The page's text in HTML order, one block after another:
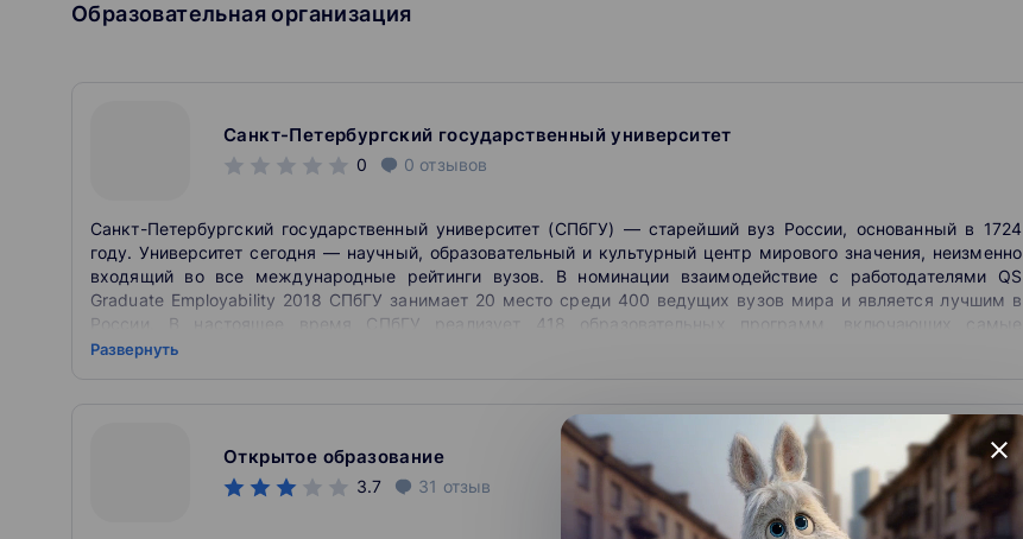
Образовательная организация
Санкт-Петербургский государственный университет
0 0 отзывов
Санкт-Петербургский государственный университет (СПбГУ) — старейший вуз России, основанный в 1724
году. Университет сегодня — научный, образовательный и культурный центр мирового значения, неизменно
входящий во все международные рейтинги вузов. В номинации взаимодействие с работодателями QS
Graduate Employability 2018 СПбГУ занимает 20 место среди 400 ведущих вузов мира и является лучшим в
России. В настоящее время СПбГУ реализует 418 образовательных программ, включающих самые
современные направления подготовки и специальности. Сертификат об успешном окончании представленных
Санкт-Петербургский университет делает все возможное, чтобы не допустить распространения вируса:
организовано дистанционное обучение, в ситуации крайней необходимости изменен порядок
документооборота, студенты-волонтеры оказывают помощь универсантам, тысячи студентов других вузов
зачислены на онлайн-курсы СПбГУ.
Развернуть
Открытое образование
3.7 31 отзыв
close